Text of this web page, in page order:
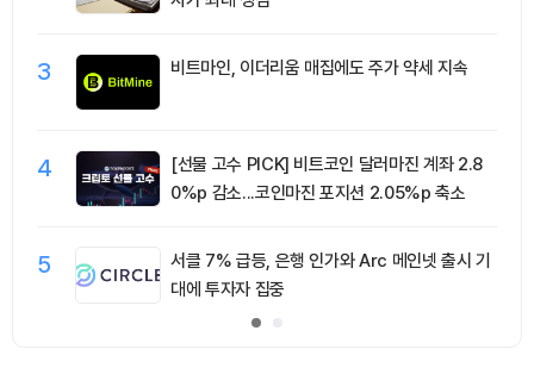
3 비트마인, 이더리움 매집에도 주가 약세 지속
4
[선물 고수 PICK] 비트코인 달러마진 계좌 2.8
0%p 감소...코인마진 포지션 2.05%p 축소
5
서클 7% 급등, 은행 인가와 Arc 메인넷 출시 기
대에 투자자 집중